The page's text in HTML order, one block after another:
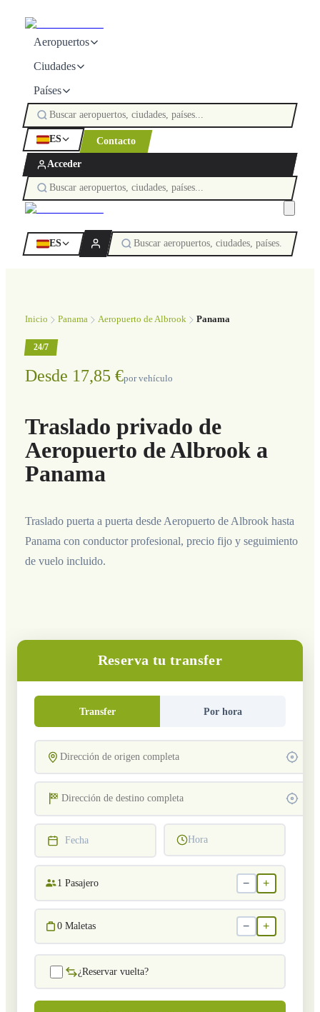
Aeropuertos
Ciudades
Países
ES Contacto
Acceder
ES
Inicio Panama Aeropuerto de Albrook Panama
24/7
Desde 17,85 €por vehículo
Traslado privado de
Aeropuerto de Albrook a
Panama
Traslado puerta a puerta desde Aeropuerto de Albrook hasta
Panama con conductor profesional, precio fijo y seguimiento
de vuelo incluido.
Reserva tu transfer
Transfer Por hora
Fecha Hora
1 Pasajero − +
0 Maletas − +
¿Reservar vuelta?